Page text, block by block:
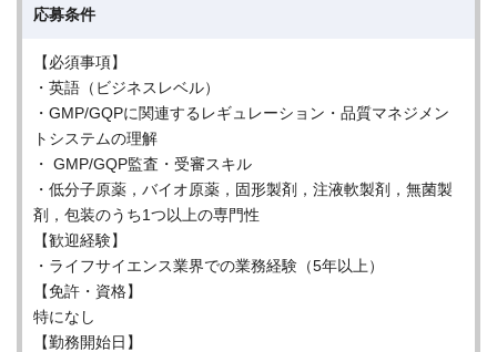
応募条件
【必須事項】
・英語（ビジネスレベル）
・GMP/GQPに関連するレギュレーション・品質マネジメン
トシステムの理解
・ GMP/GQP監査・受審スキル
・低分子原薬，バイオ原薬，固形製剤，注液軟製剤，無菌製
剤，包装のうち1つ以上の専門性
【歓迎経験】
・ライフサイエンス業界での業務経験（5年以上）
【免許・資格】
特になし
【勤務開始日】